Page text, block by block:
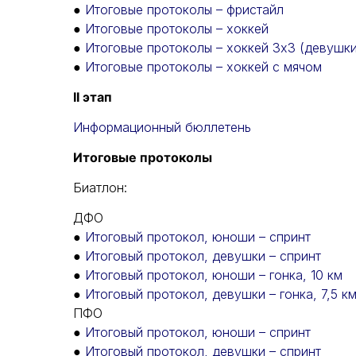
● Итоговые протоколы – фристайл
● Итоговые протоколы – хоккей
● Итоговые протоколы – хоккей 3x3
● Итоговые протоколы – хоккей с мячом
II этап
Информационный бюллетень
Итоговые протоколы
Биатлон:
ДФО
● Итоговый протокол, юноши – спринт
● Итоговый протокол, девушки – спринт
● Итоговый протокол, юноши – гонка, 10 км
● Итоговый протокол, девушки – гонка, 7,5 км
ПФО
● Итоговый протокол, юноши – спринт
● Итоговый протокол, девушки – спринт